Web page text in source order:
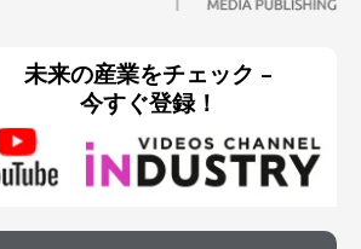
未来の産業をチェック –
今すぐ登録！